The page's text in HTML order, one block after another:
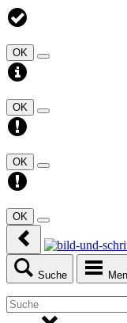
OK
OK
OK
OK
Suche